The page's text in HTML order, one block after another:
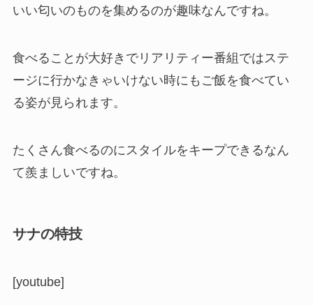
いい匂いのものを集めるのが趣味なんですね。
食べることが大好きでリアリティー番組ではステ
ージに行かなきゃいけない時にもご飯を食べてい
る姿が見られます。
たくさん食べるのにスタイルをキープできるなん
て羨ましいですね。
サナの特技
[youtube]